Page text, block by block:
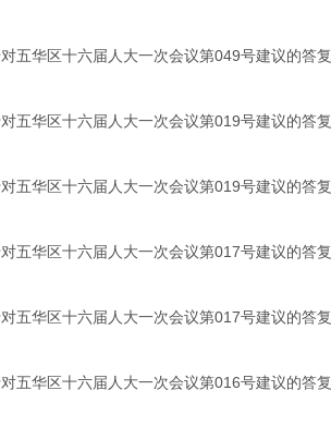
五华区十六届人大一次会议第049号建议的答复
五华区十六届人大一次会议第019号建议的答复
五华区十六届人大一次会议第019号建议的答复
五华区十六届人大一次会议第017号建议的答复
五华区十六届人大一次会议第017号建议的答复
五华区十六届人大一次会议第016号建议的答复